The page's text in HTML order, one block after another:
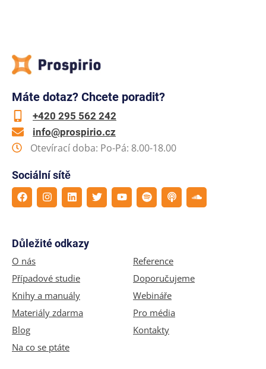
Máte dotaz? Chcete poradit?
+420 295 562 242
info@prospirio.cz
Otevírací doba: Po-Pá: 8.00-18.00
Sociální sítě
Důležité odkazy
O nás
Případové studie
Knihy a manuály
Materiály zdarma
Blog
Na co se ptáte
Reference
Doporučujeme
Webináře
Pro média
Kontakty